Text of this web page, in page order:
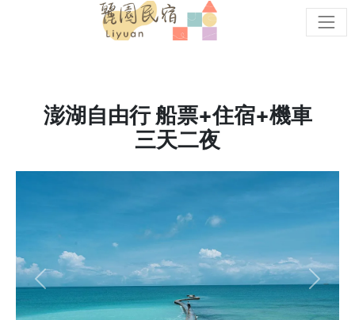
澎湖自由行 船票+住宿+機車
三天二夜
Previous Next